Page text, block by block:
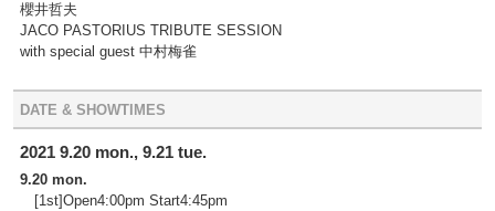
櫻井哲夫
JACO PASTORIUS TRIBUTE SESSION
with special guest 中村梅雀
DATE & SHOWTIMES
2021 9.20 mon., 9.21 tue.
9.20 mon.
[1st]Open4:00pm Start4:45pm